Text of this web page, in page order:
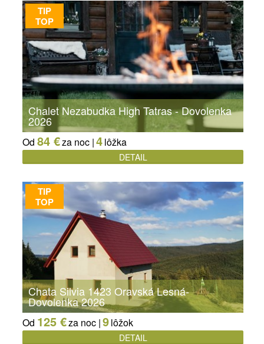
TIP
TOP
Chalet Nezabudka High Tatras - Dovolenka
2026
Od 84 €za noc |4lôžka
DETAIL
TIP
TOP
Chata Silvia 1423 Oravská Lesná-
Dovolenka 2026
Od 125 €za noc |9lôžok
DETAIL